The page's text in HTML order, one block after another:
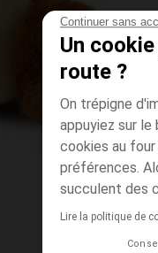
Continuer sans
Un
route ?
On trépigne
appuyiez sur
cookies au
préférences.
succulent des
Lire la politique de